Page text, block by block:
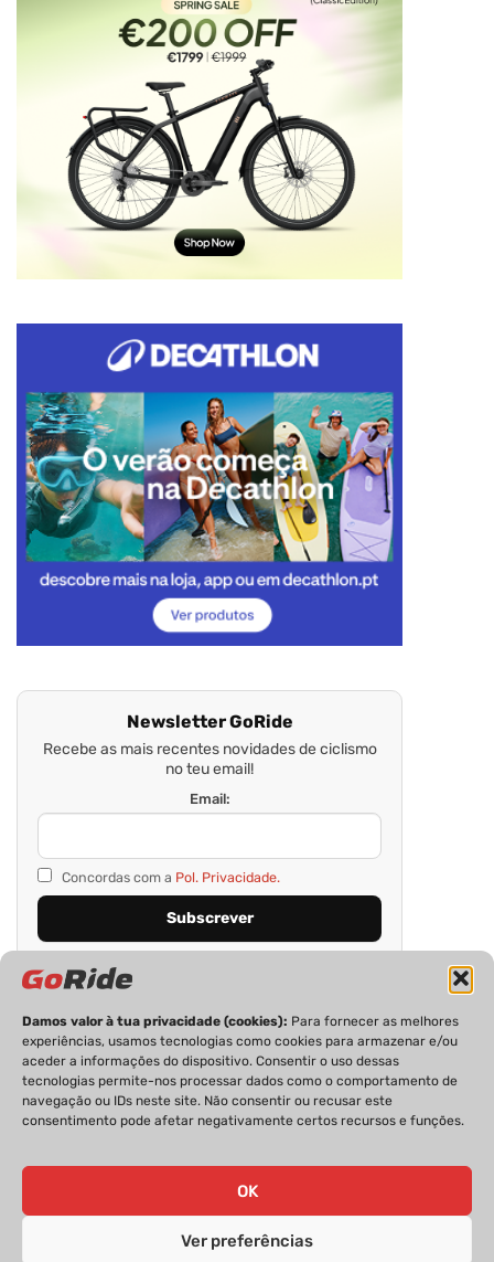
Damos valor à tua privacidade (cookies): Para fornecer as melhores
experiências, usamos tecnologias como cookies para armazenar e/ou
aceder a informações do dispositivo. Consentir o uso dessas
tecnologias permite-nos processar dados como o comportamento de
navegação ou IDs neste site. Não consentir ou recusar este
consentimento pode afetar negativamente certos recursos e funções.
OK
Ver preferências
Newsletter GoRide
Recebe as mais recentes novidades de ciclismo
no teu email!
Email:
Concordas com a Pol. Privacidade.
PRIVACIDADE FICHA TÉCNICA
ESTATUTO EDITORIAL